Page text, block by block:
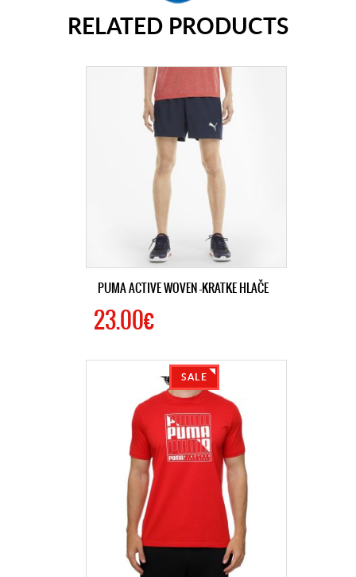
RELATED PRODUCTS
PUMA ACTIVE WOVEN -KRATKE HLAČE
23.00€
SALE